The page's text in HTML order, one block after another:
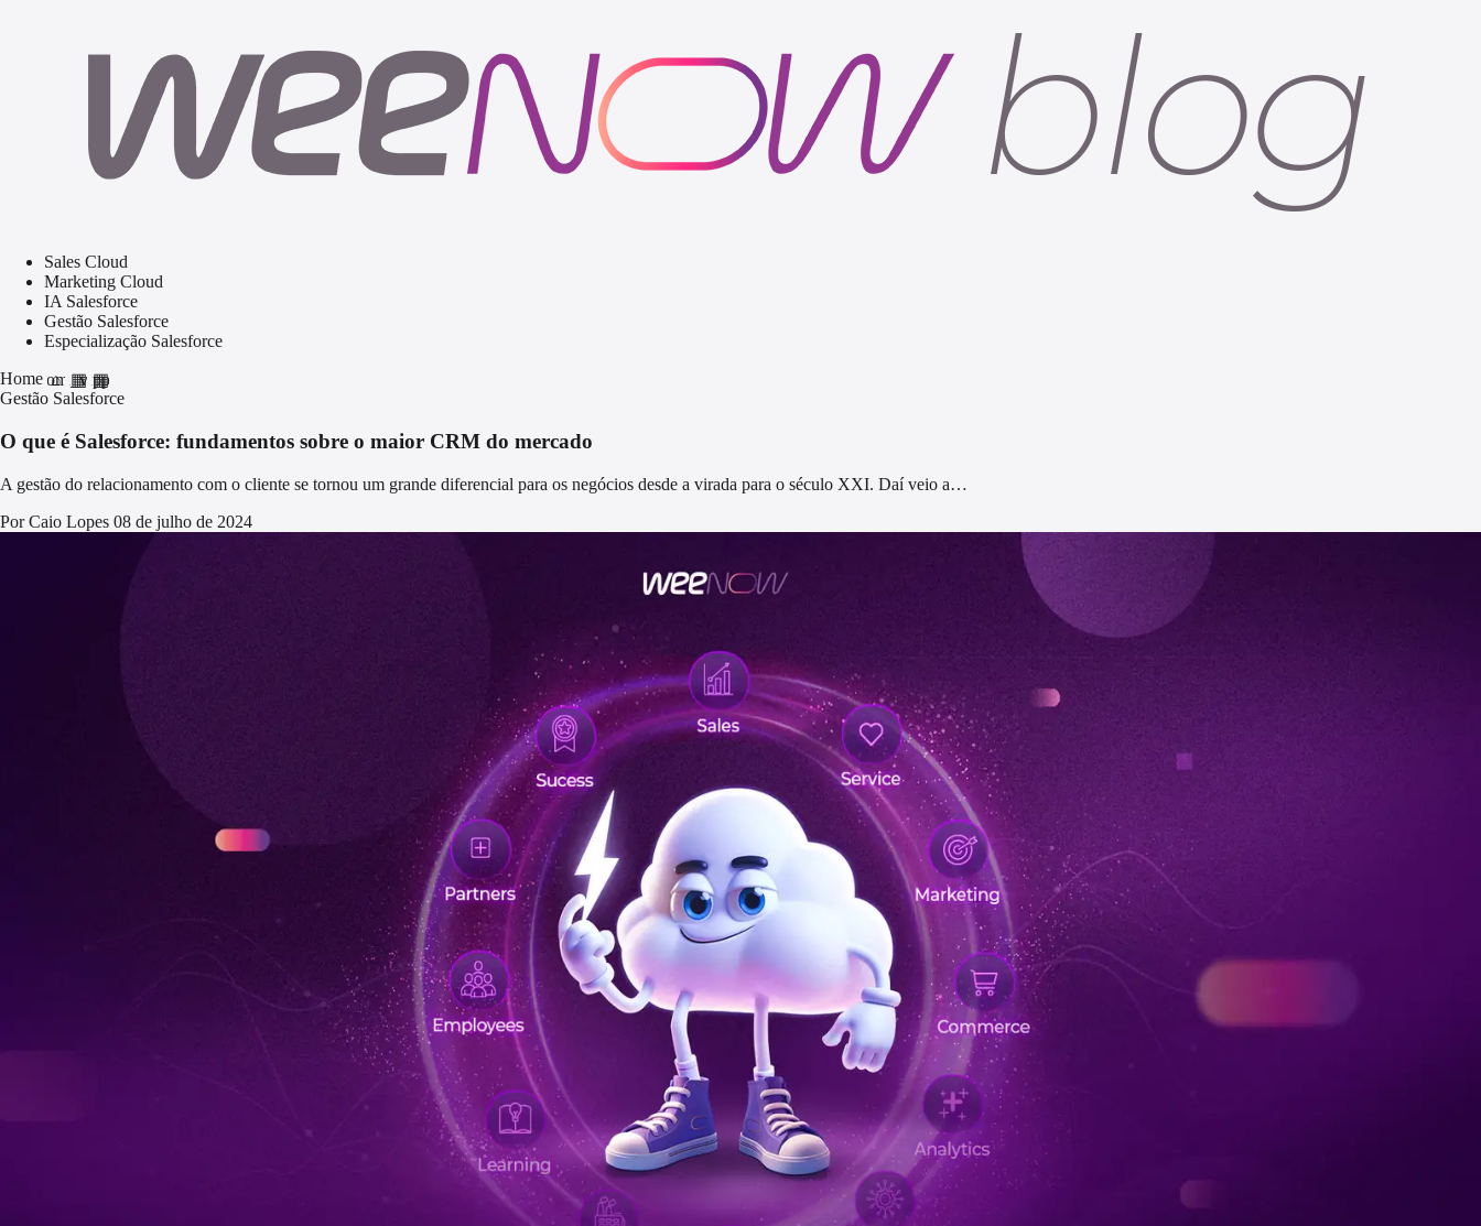
Sales Cloud
Marketing Cloud
IA Salesforce
Gestão Salesforce
Especialização Salesforce
Homehome
grid_view
apps
Gestão Salesforce
O que é Salesforce: fundamentos sobre o maior CRM do mercado
A gestão do relacionamento com o cliente se tornou um grande diferencial para os negócios desde a virada para o século XXI. Daí veio a…
Por Caio Lopes 08 de julho de 2024